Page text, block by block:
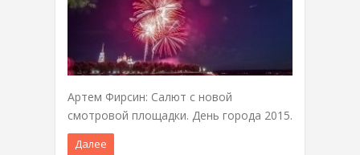
Артем Фирсин: Салют с новой
смотровой площадки. День города 2015.
Далее